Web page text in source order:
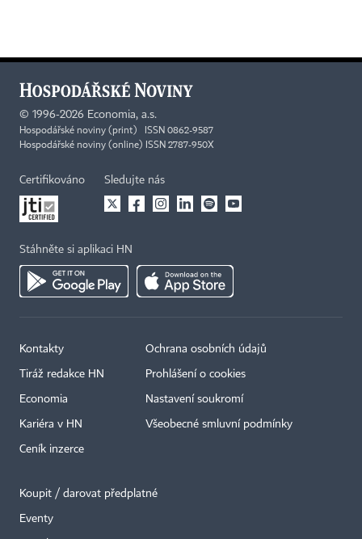
© 1996-2026 Economia, a.s.
Hospodářské noviny (print) ISSN 0862-9587
Hospodářské noviny (online) ISSN 2787-950X
Certifikováno Sledujte nás
Stáhněte si aplikaci HN
Kontakty
Tiráž redakce HN
Economia
Kariéra v HN
Ceník inzerce
Ochrana osobních údajů
Prohlášení o cookies
Nastavení soukromí
Všeobecné smluvní podmínky
Koupit / darovat předplatné
Eventy